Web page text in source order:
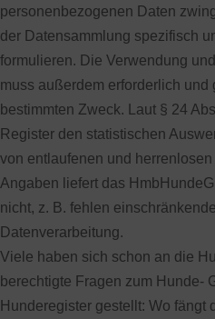
personenbezogenen Daten
der Datensammlung spezifisch
formulieren. Die Verwendung
muss außerdem erforderlich und
bestimmten Zweck. Laut § 24
Register den statistischen
von entlaufenen und
Angaben liefert das
nicht, z. B. fehlen
Datenverarbeitung.
Viele haben sich schon an die
berechtigte Fragen zum Hunde-
Hunderegister gestellt: Wo fängt